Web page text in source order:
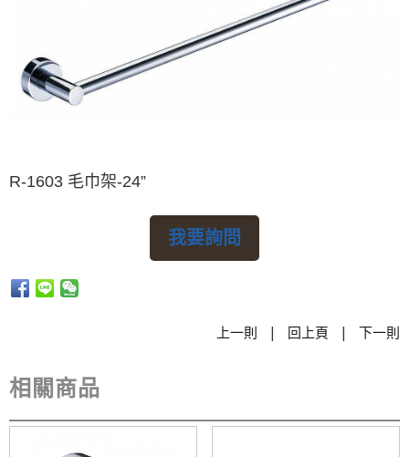
R-1603 毛巾架-24”
我要詢問
上一則 | 回上頁 | 下一則
相關商品